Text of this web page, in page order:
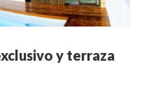
y terraza